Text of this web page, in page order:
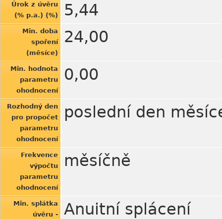
Úrok z úvěru
(% p.a.) (%)
5,44
Min. doba
spoření
(měsíce)
24,00
Min. hodnota
parametru
ohodnocení
0,00
Rozhodný den
pro propočet
parametru
ohodnocení
poslední den
Frekvence
výpočtu
parametru
ohodnocení
měsíčně
Min. splátka
úvěru -
Anuitní splácení